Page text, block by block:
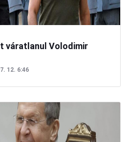
váratlanul Volodimir
12. 6:46